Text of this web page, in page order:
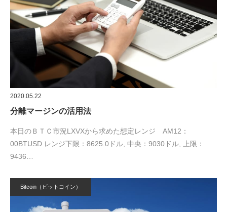
2020.05.22
分離マージンの活用法
本日のＢＴＣ市況LXVXから求めた想定レンジ AM12：
00BTUSD レンジ下限：8625.0ドル, 中央：9030ドル, 上限：
9436…
Bitcoin（ビットコイン）